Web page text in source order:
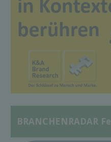
BRANCHENRADAR